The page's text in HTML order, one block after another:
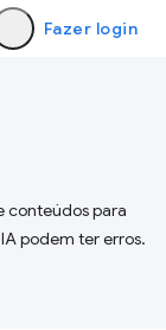
Fazer login
conteúdos para
podem ter erros.